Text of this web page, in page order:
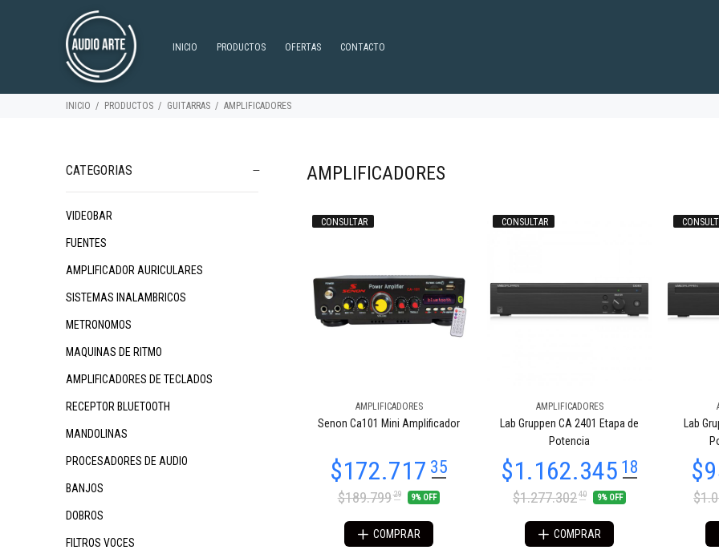
INICIO PRODUCTOS OFERTAS CONTACTO
INICIO PRODUCTOS GUITARRAS AMPLIFICADORES
CATEGORIAS
VIDEOBAR
FUENTES
AMPLIFICADOR AURICULARES
SISTEMAS INALAMBRICOS
METRONOMOS
MAQUINAS DE RITMO
AMPLIFICADORES DE TECLADOS
RECEPTOR BLUETOOTH
MANDOLINAS
PROCESADORES DE AUDIO
BANJOS
DOBROS
FILTROS VOCES
AMPLIFICADORES
CONSULTAR
AMPLIFICADORES
Senon Ca101 Mini Amplificador
$189.79929 9% OFF
COMPRAR
CONSULTAR
AMPLIFICADORES
Lab Gruppen CA 2401 Etapa de
Potencia
$1.277.30240 9% OFF
COMPRAR
Lab
49 $3.784.170 39 $4.949.426